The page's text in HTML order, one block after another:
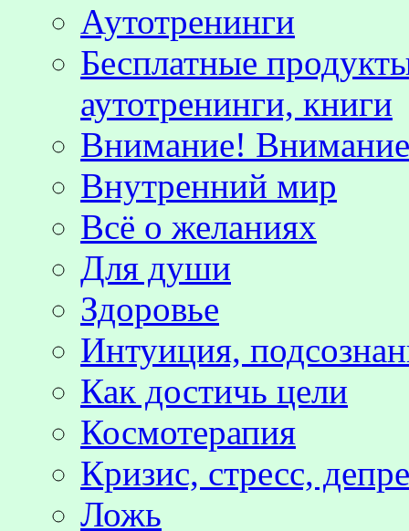
Аутотренинги
Бесплатные
аутотренинги, книги
Внимание!
Внутренний мир
Всё о желаниях
Для души
Здоровье
Интуиция,
Как достичь цели
Космотерапия
Кризис, стресс,
Ложь